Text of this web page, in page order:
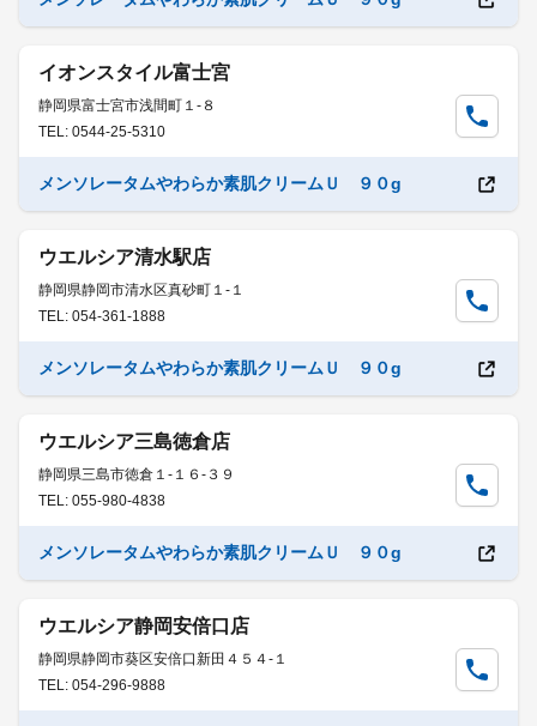
イオンスタイル富士宮
静岡県富士宮市浅間町１-８
TEL: 0544-25-5310
メンソレータムやわらか素肌クリームＵ ９０g
ウエルシア清水駅店
静岡県静岡市清水区真砂町１-１
TEL: 054-361-1888
メンソレータムやわらか素肌クリームＵ ９０g
ウエルシア三島徳倉店
静岡県三島市徳倉１-１６-３９
TEL: 055-980-4838
メンソレータムやわらか素肌クリームＵ ９０g
ウエルシア静岡安倍口店
静岡県静岡市葵区安倍口新田４５４-１
TEL: 054-296-9888